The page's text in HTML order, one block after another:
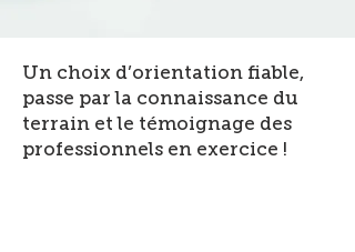
Un choix d’orientation fiable,
passe par la connaissance du
terrain et le témoignage des
professionnels en exercice !